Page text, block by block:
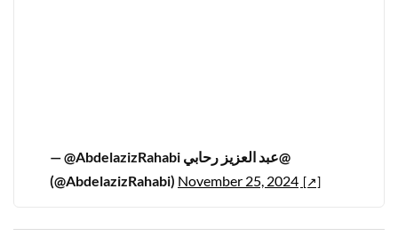
— @AbdelazizRahabi عبد العزيز رحابي@
(@AbdelazizRahabi) November 25, 2024